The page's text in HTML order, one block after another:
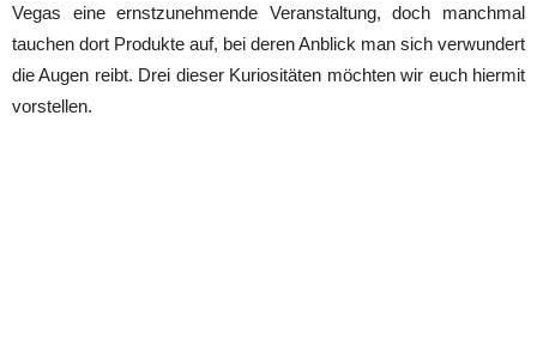
Vegas eine ernstzunehmende Veranstaltung, doch manchmal
tauchen dort Produkte auf, bei deren Anblick man sich verwundert
die Augen reibt. Drei dieser Kuriositäten möchten wir euch hiermit
vorstellen.